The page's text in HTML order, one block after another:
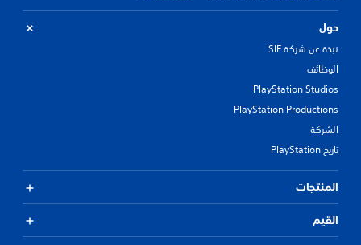
حول
نبذة عن شركة SIE
الوظائف
PlayStation Studios
PlayStation Productions
الشركة
تاريخ PlayStation
المنتجات
القيم